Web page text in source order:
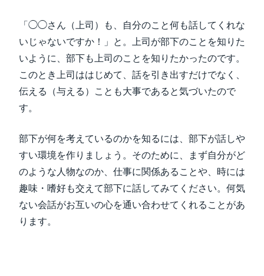
「◯◯さん（上司）も、自分のこと何も話してくれな
いじゃないですか！」と。上司が部下のことを知りた
いように、部下も上司のことを知りたかったのです。
このとき上司ははじめて、話を引き出すだけでなく、
伝える（与える）ことも大事であると気づいたので
す。
部下が何を考えているのかを知るには、部下が話しや
すい環境を作りましょう。そのために、まず自分がど
のような人物なのか、仕事に関係あることや、時には
趣味・嗜好も交えて部下に話してみてください。何気
ない会話がお互いの心を通い合わせてくれることがあ
ります。